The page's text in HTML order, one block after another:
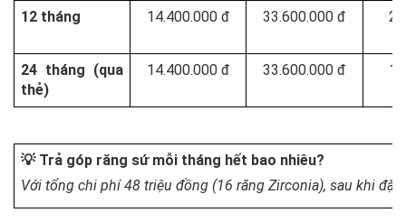
12 tháng
14.400.000 đ 33.600.000 đ
24 tháng (qua
thẻ)
14.400.000 đ 33.600.000 đ
💡 Trả góp răng sứ mỗi tháng hết bao nhiêu?
Với tổng chi phí 48 triệu đồng (16 răng Zirconia), sau khi